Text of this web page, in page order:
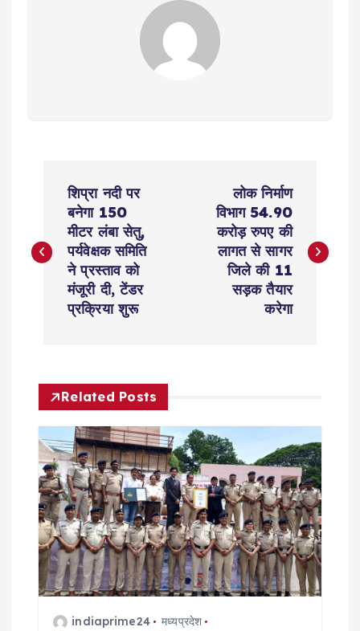
s
a
v
g
a
t
शिप्रा नदी पर
बनेगा 150
मीटर लंबा सेतु,
पर्यवेक्षक समिति
ने प्रस्ताव को
मंजूरी दी, टेंडर
प्रक्रिया शुरू
लोक निर्माण
विभाग 54.90
करोड़ रुपए की
लागत से सागर
जिले की 11
सड़क तैयार
करेगा
Related Posts
indiaprime24
मध्यप्रदेश